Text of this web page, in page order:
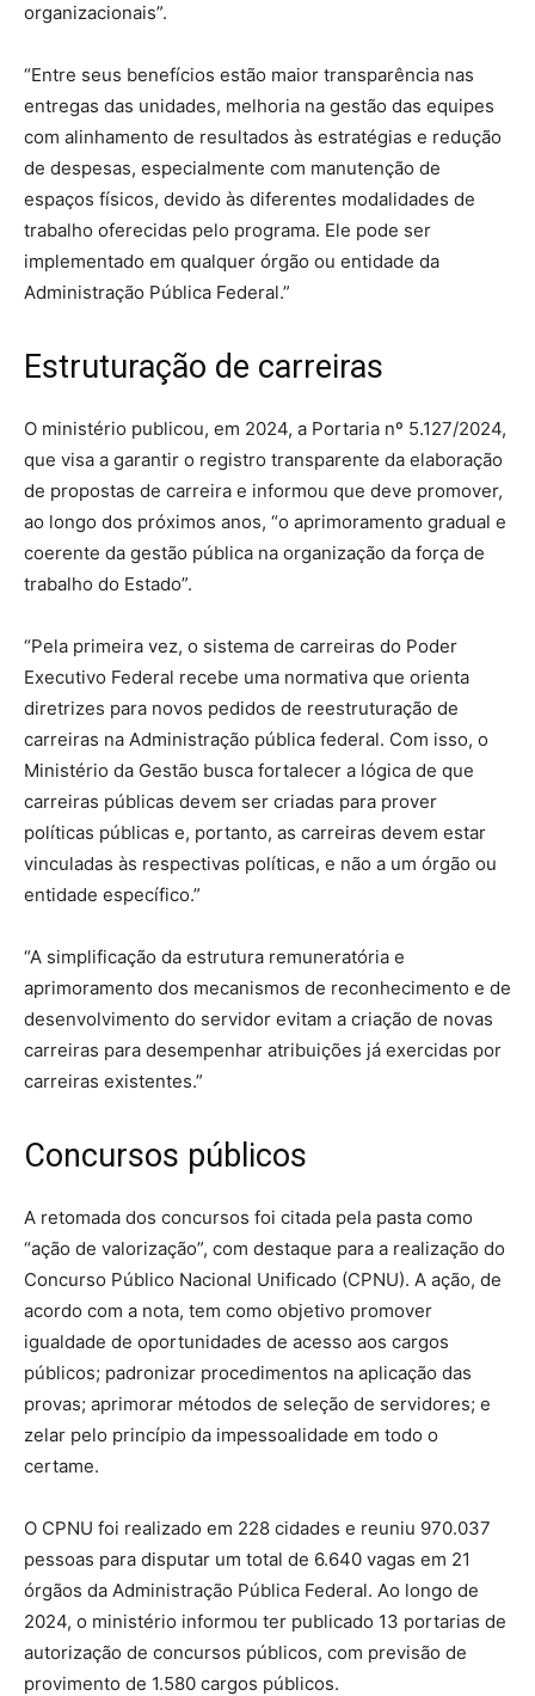
organizacionais”.
“Entre seus benefícios estão maior transparência nas
entregas das unidades, melhoria na gestão das equipes
com alinhamento de resultados às estratégias e redução
de despesas, especialmente com manutenção de
espaços físicos, devido às diferentes modalidades de
trabalho oferecidas pelo programa. Ele pode ser
implementado em qualquer órgão ou entidade da
Administração Pública Federal.”
Estruturação de carreiras
O ministério publicou, em 2024, a Portaria nº 5.127/2024,
que visa a garantir o registro transparente da elaboração
de propostas de carreira e informou que deve promover,
ao longo dos próximos anos, “o aprimoramento gradual e
coerente da gestão pública na organização da força de
trabalho do Estado”.
“Pela primeira vez, o sistema de carreiras do Poder
Executivo Federal recebe uma normativa que orienta
diretrizes para novos pedidos de reestruturação de
carreiras na Administração pública federal. Com isso, o
Ministério da Gestão busca fortalecer a lógica de que
carreiras públicas devem ser criadas para prover
políticas públicas e, portanto, as carreiras devem estar
vinculadas às respectivas políticas, e não a um órgão ou
entidade específico.”
“A simplificação da estrutura remuneratória e
aprimoramento dos mecanismos de reconhecimento e de
desenvolvimento do servidor evitam a criação de novas
carreiras para desempenhar atribuições já exercidas por
carreiras existentes.”
Concursos públicos
A retomada dos concursos foi citada pela pasta como
“ação de valorização”, com destaque para a realização do
Concurso Público Nacional Unificado (CPNU). A ação, de
acordo com a nota, tem como objetivo promover
igualdade de oportunidades de acesso aos cargos
públicos; padronizar procedimentos na aplicação das
provas; aprimorar métodos de seleção de servidores; e
zelar pelo princípio da impessoalidade em todo o
certame.
O CPNU foi realizado em 228 cidades e reuniu 970.037
pessoas para disputar um total de 6.640 vagas em 21
órgãos da Administração Pública Federal. Ao longo de
2024, o ministério informou ter publicado 13 portarias de
autorização de concursos públicos, com previsão de
provimento de 1.580 cargos públicos.